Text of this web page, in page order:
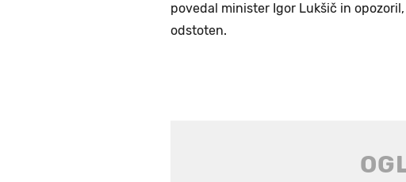
povedal minister Igor Lukšič in
odstoten.